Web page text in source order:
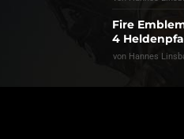
Fire
4
von Hannes